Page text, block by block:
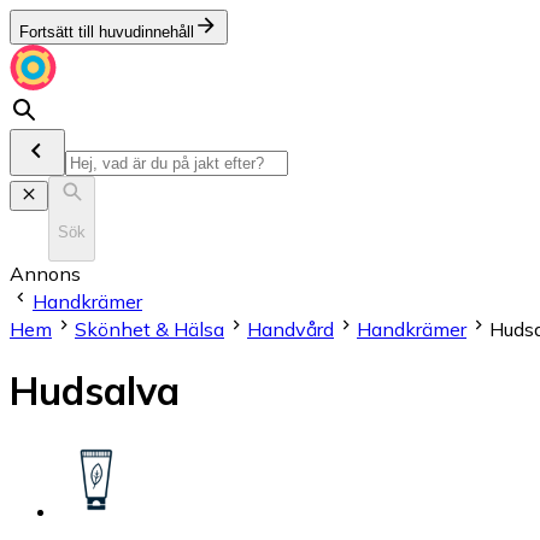
Fortsätt till huvudinnehåll
Sök
Annons
Handkrämer
Hem
Skönhet & Hälsa Handvård Handkrämer
Hudsalva